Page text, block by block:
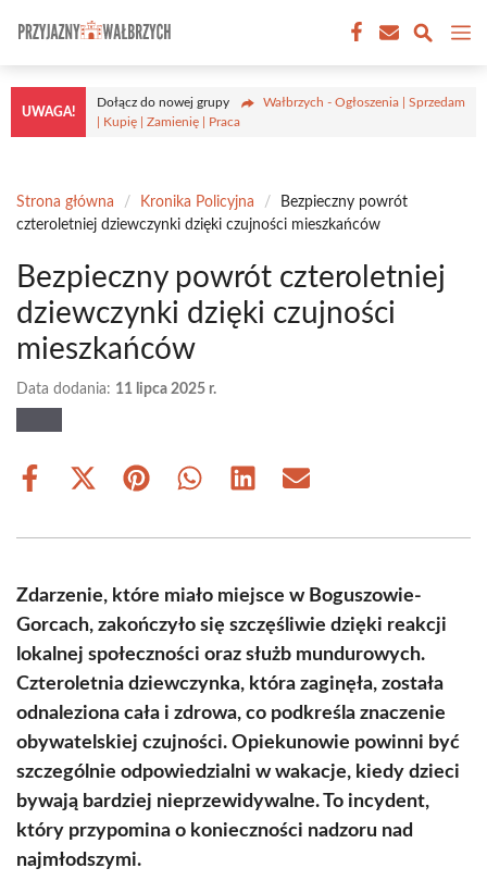
treści
UWAGA!
Dołącz do nowej grupy
Wałbrzych - Ogłoszenia | Sprzedam
| Kupię | Zamienię | Praca
Strona główna / Kronika Policyjna /
Bezpieczny powrót
czteroletniej dziewczynki dzięki czujności mieszkańców
Bezpieczny powrót czteroletniej
dziewczynki dzięki czujności
mieszkańców
Data dodania: 11 lipca 2025 r.
Share
Share
(Twitter)
Share Share Share Share
Zdarzenie, które miało miejsce w Boguszowie-
Gorcach, zakończyło się szczęśliwie dzięki reakcji
lokalnej społeczności oraz służb mundurowych.
Czteroletnia dziewczynka, która zaginęła, została
odnaleziona cała i zdrowa, co podkreśla znaczenie
obywatelskiej czujności. Opiekunowie powinni być
szczególnie odpowiedzialni w wakacje, kiedy dzieci
bywają bardziej nieprzewidywalne. To incydent,
który przypomina o konieczności nadzoru nad
najmłodszymi.